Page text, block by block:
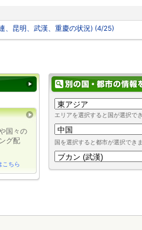
、昆明、武漢、重慶の状況) (4/25)
エリアを選択すると国が選択で
国を選択すると都市が選択でき
国々の
グ配
こちら